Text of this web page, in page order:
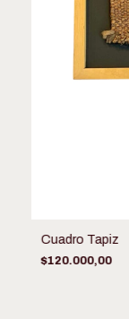
Cuadro Tapiz
$120.000,00